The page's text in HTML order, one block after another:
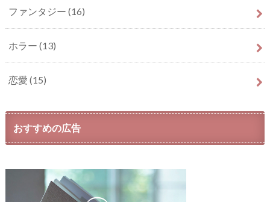
ファンタジー (16)
ホラー (13)
恋愛 (15)
おすすめの広告